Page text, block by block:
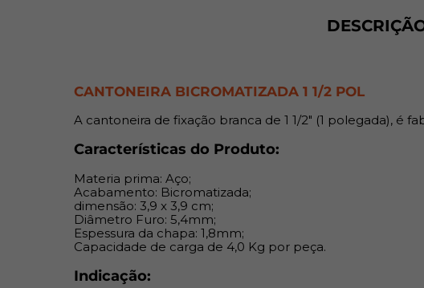
CANTONEIRA BICROMATIZADA 1 1/2 POL
A cantoneira de fixação branca de 1 1/2" (1 polegada), é
Características do Produto:
Materia prima: Aço;
Acabamento: Bicromatizada;
dimensão: 3,9 x 3,9 cm;
Diâmetro Furo: 5,4mm;
Espessura da chapa: 1,8mm;
Capacidade de carga de 4,0 Kg por peça.
Indicação: